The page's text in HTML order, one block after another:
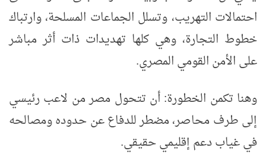
احتمالات التهريب، وتسلل الجماعات المسلحة، وارتباك
خطوط التجارة، وهي كلها تهديدات ذات أثر مباشر
على الأمن القومي المصري.
وهنا تكمن الخطورة: أن تتحول مصر من لاعب رئيسي
إلى طرف محاصر، مضطر للدفاع عن حدوده ومصالحه
في غياب دعم إقليمي حقيقي.